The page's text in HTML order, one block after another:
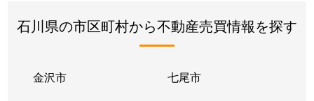
石川県の市区町村から不動産売買情報を探す
金沢市 七尾市